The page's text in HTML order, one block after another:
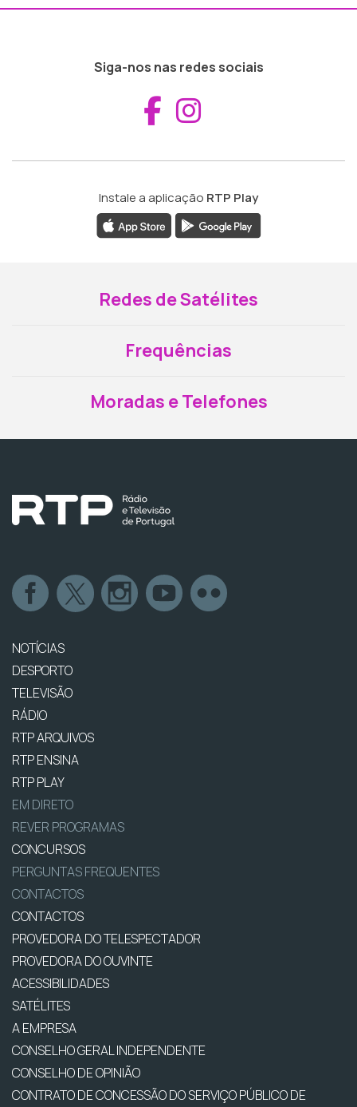
Siga-nos nas redes sociais
Aceder ao
Instale a aplicação RTP Play
Redes de Satélites
Frequências
Moradas e Telefones
NOTÍCIAS
DESPORTO
TELEVISÃO
RÁDIO
RTP ARQUIVOS
RTP ENSINA
RTP PLAY
EM DIRETO
REVER PROGRAMAS
CONCURSOS
PERGUNTAS FREQUENTES
CONTACTOS
CONTACTOS
PROVEDORA DO TELESPECTADOR
PROVEDORA DO OUVINTE
ACESSIBILIDADES
SATÉLITES
A EMPRESA
CONSELHO GERAL INDEPENDENTE
CONSELHO DE OPINIÃO
CONTRATO DE CONCESSÃO DO SERVIÇO PÚBLICO DE